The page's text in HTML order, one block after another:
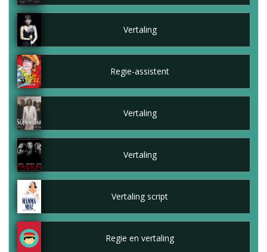
Vertaling
Regie-assistent
Vertaling
Vertaling
Vertaling script
Regie en vertaling